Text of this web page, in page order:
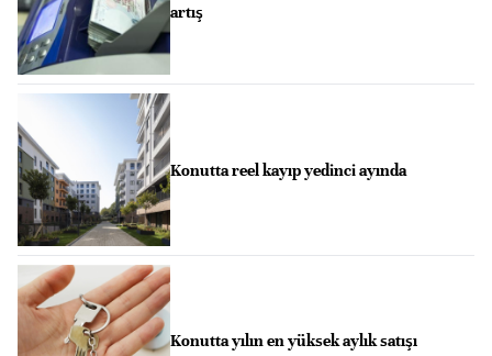
artış
Konutta reel kayıp yedinci ayında
Konutta yılın en yüksek aylık satışı